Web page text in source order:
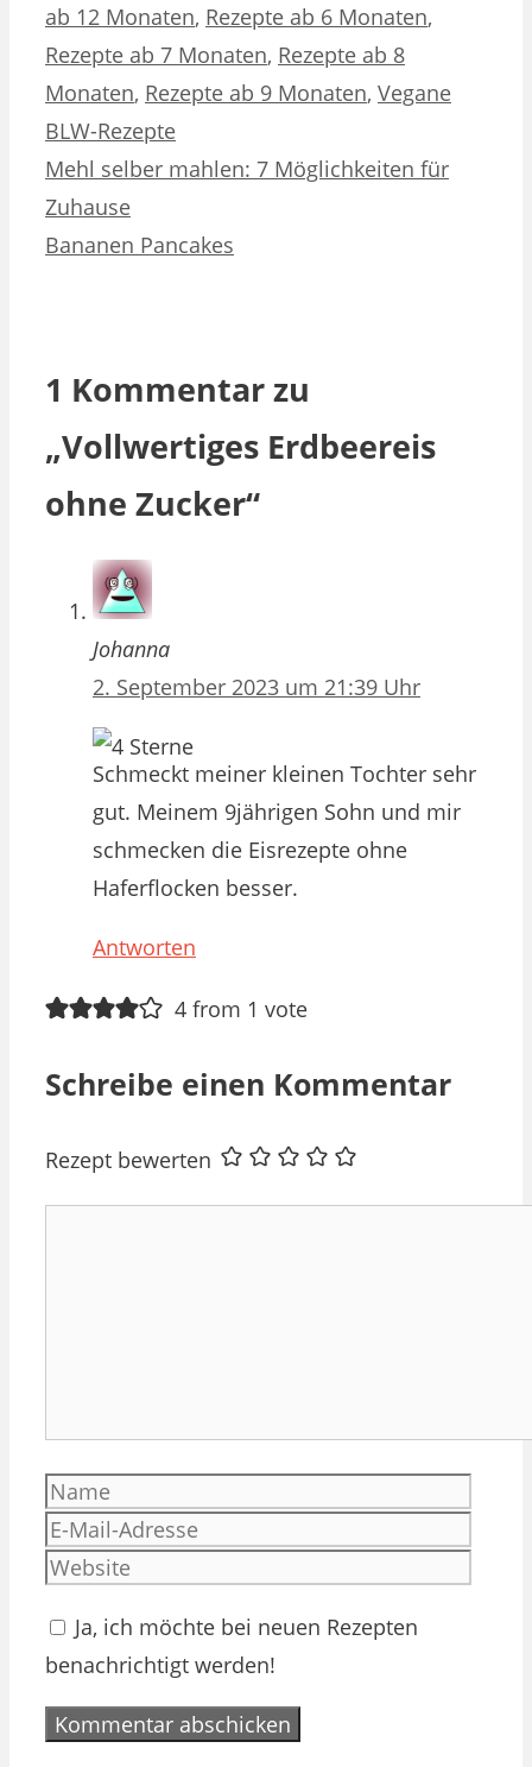
ab 12 Monaten, Rezepte ab 6 Monaten,
Rezepte ab 7 Monaten, Rezepte ab 8
Monaten, Rezepte ab 9 Monaten, Vegane
BLW-Rezepte
Mehl selber mahlen: 7 Möglichkeiten für
Zuhause
Bananen Pancakes
1 Kommentar zu
„Vollwertiges Erdbeereis
ohne Zucker“
Johanna
2. September 2023 um 21:39 Uhr
Schmeckt meiner kleinen Tochter sehr
gut. Meinem 9jährigen Sohn und mir
schmecken die Eisrezepte ohne
Haferflocken besser.
Antworten
4 from 1 vote
Schreibe einen Kommentar
Rezept bewerten
Name
Ja, ich möchte bei neuen Rezepten
benachrichtigt werden!